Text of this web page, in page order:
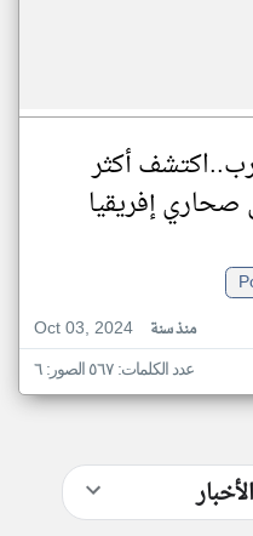
أكثر
إفريقيا
Oct 03, 2024
منذ سنة
عدد الكلمات: ٥٦٧ الصور: ٦